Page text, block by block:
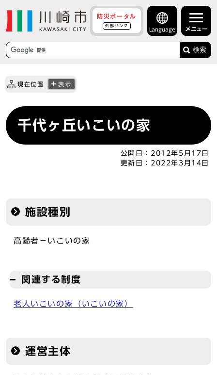
防災ポータル
外部リンク
Language メニュー
検索
現在位置 表示
千代ヶ丘いこいの家
公開日： 2012年5月17日
更新日： 2022年3月14日
施設種別
高齢者－いこいの家
関連する制度
老人いこいの家（いこいの家）
運営主体